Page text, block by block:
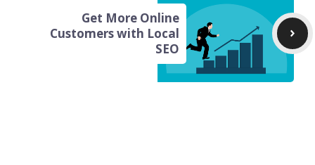
Get More Online
Customers with Local
SEO